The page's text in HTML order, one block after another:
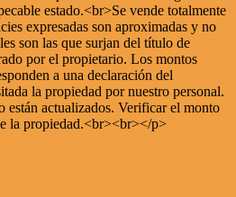
estado.<br>Se vende totalmente
expresadas son aproximadas y no
son las que surjan del título de
por el propietario. Los montos
a una declaración del
la propiedad por nuestro personal.
están actualizados. Verificar el monto
la propiedad.<br><br></p>